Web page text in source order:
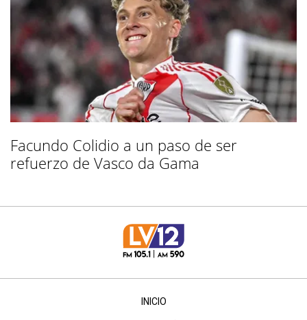
Facundo Colidio a un paso de ser
refuerzo de Vasco da Gama
INICIO